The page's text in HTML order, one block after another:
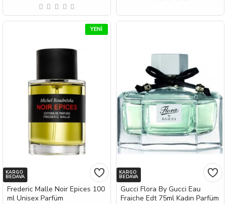
YENI
KARGO
BEDAVA
Frederic Malle Noir Epices 100
ml Unisex Parfüm
KARGO
BEDAVA
Gucci Flora By Gucci Eau
Fraiche Edt 75ml Kadın Parfüm